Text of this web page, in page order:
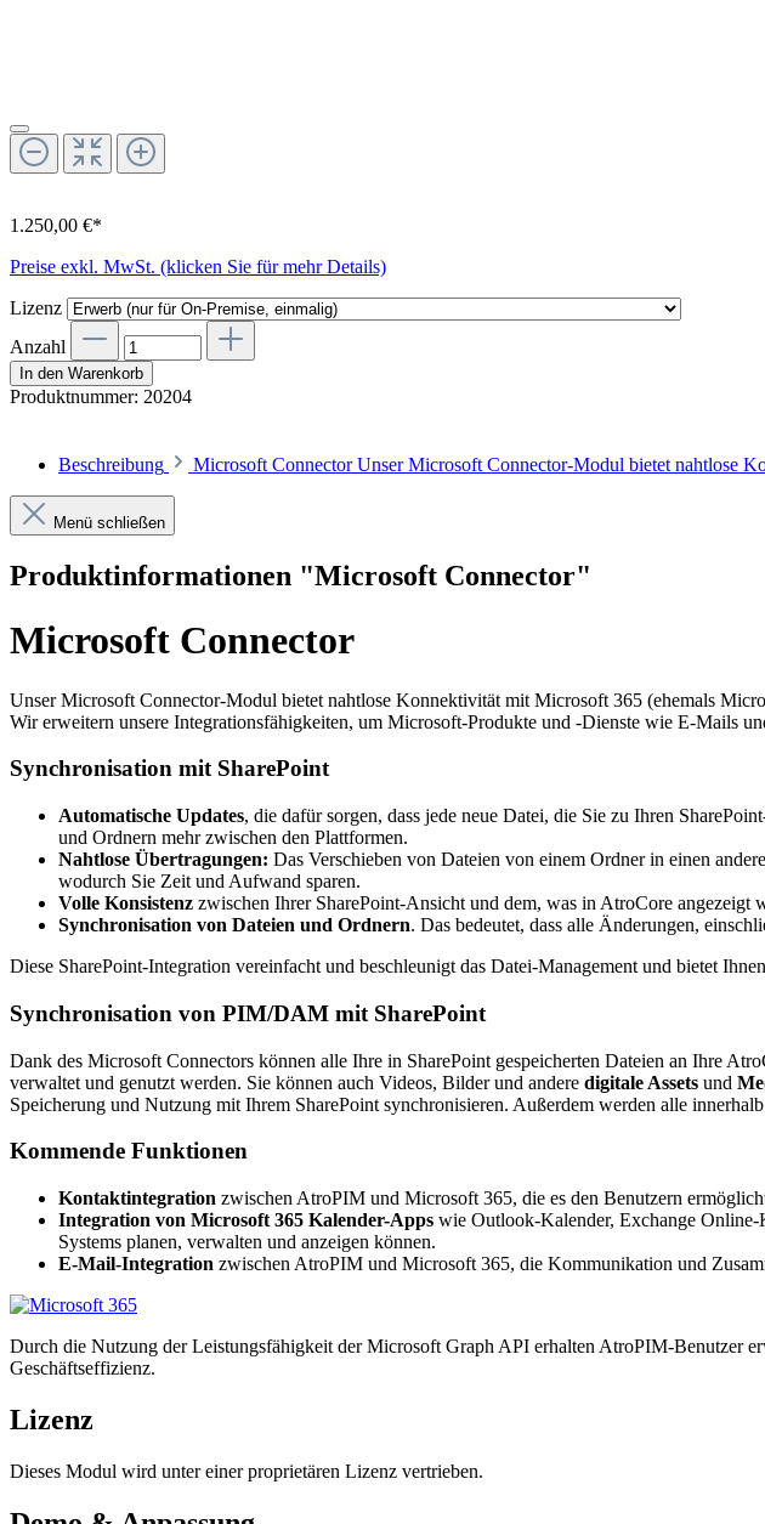
1.250,00 €*
Preise exkl. MwSt. (klicken Sie für mehr Details)
Lizenz
Anzahl
In den Warenkorb
Produktnummer: 20204
Beschreibung Microsoft Connector Unser Microsoft Connector-Modul bietet nahtlose
Menü schließen
Produktinformationen "Microsoft Connector"
Microsoft Connector
Unser Microsoft Connector-Modul bietet nahtlose Konnektivität mit Microsoft 365 (ehemals
Wir erweitern unsere Integrationsfähigkeiten, um Microsoft-Produkte und -Dienste wie E-Mails
Synchronisation mit SharePoint
Automatische Updates, die dafür sorgen, dass jede neue Datei, die Sie zu Ihren
und Ordnern mehr zwischen den Plattformen.
Nahtlose Übertragungen: Das Verschieben von Dateien von einem Ordner in einen
wodurch Sie Zeit und Aufwand sparen.
Volle Konsistenz zwischen Ihrer SharePoint-Ansicht und dem, was in AtroCore angezeigt
Synchronisation von Dateien und Ordnern. Das bedeutet, dass alle Änderungen,
Diese SharePoint-Integration vereinfacht und beschleunigt das Datei-Management und bietet
Synchronisation von PIM/DAM mit SharePoint
Dank des Microsoft Connectors können alle Ihre in SharePoint gespeicherten Dateien an Ihre
verwaltet und genutzt werden. Sie können auch Videos, Bilder und andere digitale Assets und
Speicherung und Nutzung mit Ihrem SharePoint synchronisieren. Außerdem werden alle
Kommende Funktionen
Kontaktintegration zwischen AtroPIM und Microsoft 365, die es den Benutzern
Integration von Microsoft 365 Kalender-Apps wie Outlook-Kalender, Exchange
Systems planen, verwalten und anzeigen können.
E-Mail-Integration zwischen AtroPIM und Microsoft 365, die Kommunikation und
Durch die Nutzung der Leistungsfähigkeit der Microsoft Graph API erhalten AtroPIM-Benutzer
Geschäftseffizienz.
Lizenz
Dieses Modul wird unter einer proprietären Lizenz vertrieben.